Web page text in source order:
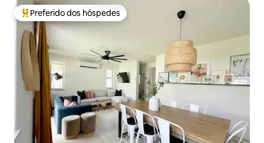
Entre os melhores preferidos dos hóspedes
Preferido dos hóspedes